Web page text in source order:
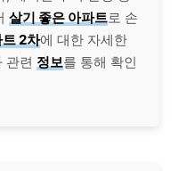
살기 좋은 아파트로 손
2차에 대한 자세한
관련 정보를 통해 확인